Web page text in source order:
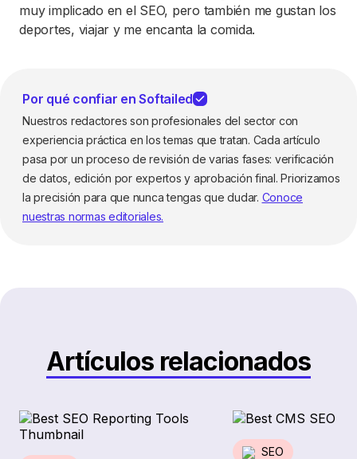
muy implicado en el SEO, pero también me gustan los
deportes, viajar y me encanta la comida.
Por qué confiar en Softailed
Nuestros redactores son profesionales del sector con
experiencia práctica en los temas que tratan. Cada artículo
pasa por un proceso de revisión de varias fases: verificación
de datos, edición por expertos y aprobación final. Priorizamos
la precisión para que nunca tengas que dudar. Conoce
nuestras normas editoriales.
Artículos relacionados
SEO